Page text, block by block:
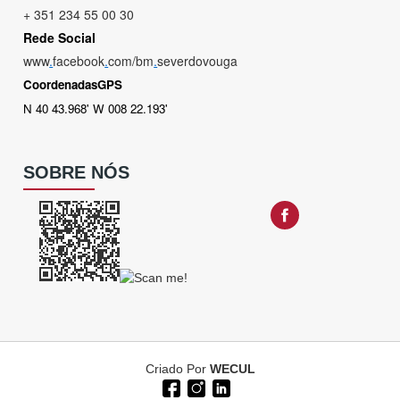
+ 351 234 55 00 30
Rede Social
www.facebook.com/bm.severdovouga
CoordenadasGPS
N 40 43.968' W 008 22.193'
SOBRE NÓS
Criado Por WECUL